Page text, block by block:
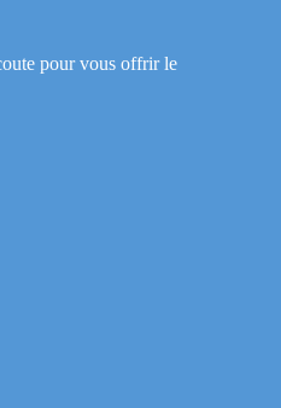
pour vous offrir le